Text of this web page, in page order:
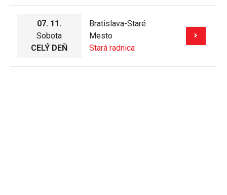
07. 11.
Sobota
CELÝ DEŇ
Bratislava-Staré
Mesto
Stará radnica